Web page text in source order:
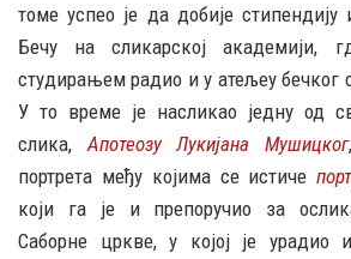
томе успео је да добије
Бечу на сликарској академији,
студирањем радио и у атељеу бечког
У то време је насликао једну од
слика, Апотеозу Лукијана Мушицког
портрета међу којима се истиче
који га је и препоручио за
Саборне цркве, у којој је урадио